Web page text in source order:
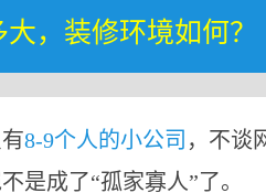
，装修环境如何？
8-9个人的小公司 ，不谈
是成了“孤家寡人”了。